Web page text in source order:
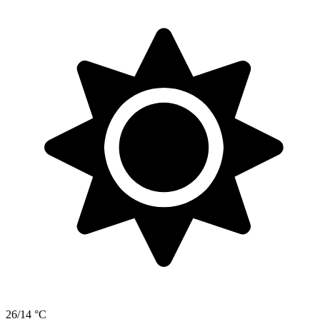
26/14 °C